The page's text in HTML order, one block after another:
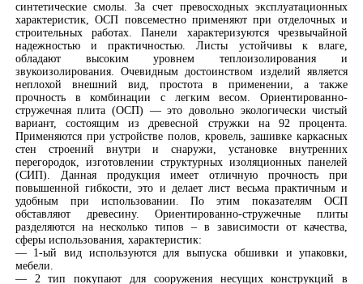
синтетические смолы. За счет превосходных эксплуатационных
характеристик, ОСП повсеместно применяют при отделочных и
строительных работах. Панели характеризуются чрезвычайной
надежностью и практичностью. Листы устойчивы к влаге,
обладают высоким уровнем теплоизолирования и
звукоизолирования. Очевидным достоинством изделий является
неплохой внешний вид, простота в применении, а также
прочность в комбинации с легким весом. Ориентированно-
стружечная плита (ОСП) — это довольно экологически чистый
вариант, состоящим из древесной стружки на 92 процента.
Применяются при устройстве полов, кровель, зашивке каркасных
стен строений внутри и снаружи, установке внутренних
перегородок, изготовлении структурных изоляционных панелей
(СИП). Данная продукция имеет отличную прочность при
повышенной гибкости, это и делает лист весьма практичным и
удобным при использовании. По этим показателям ОСП
обставляют древесину. Ориентированно-стружечные плиты
разделяются на несколько типов – в зависимости от качества,
сферы использования, характеристик:
— 1-ый вид используются для выпуска обшивки и упаковки,
мебели.
— 2 тип покупают для сооружения несущих конструкций в